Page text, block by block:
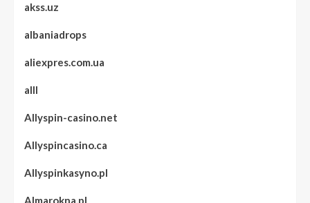
akss.uz
albaniadrops
aliexpres.com.ua
alll
Allyspin-casino.net
Allyspincasino.ca
Allyspinkasyno.pl
Almarokna.pl